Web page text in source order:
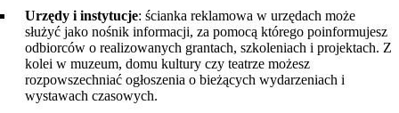
Urzędy i instytucje: ścianka reklamowa w urzędach może
służyć jako nośnik informacji, za pomocą którego poinformujesz
odbiorców o realizowanych grantach, szkoleniach i projektach. Z
kolei w muzeum, domu kultury czy teatrze możesz
rozpowszechniać ogłoszenia o bieżących wydarzeniach i
wystawach czasowych.